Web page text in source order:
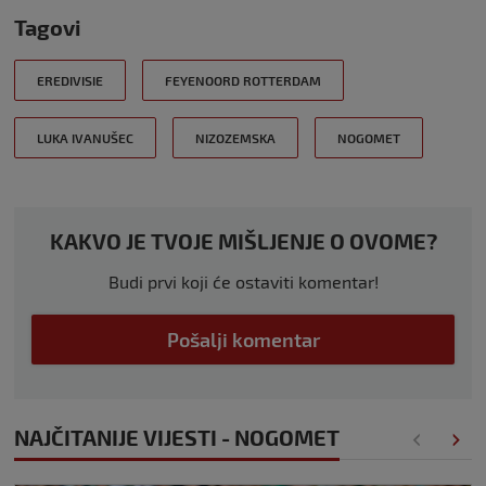
Tagovi
EREDIVISIE FEYENOORD ROTTERDAM
LUKA IVANUŠEC NIZOZEMSKA NOGOMET
KAKVO JE TVOJE MIŠLJENJE O OVOME?
Budi prvi koji će ostaviti komentar!
Pošalji komentar
NAJČITANIJE VIJESTI - NOGOMET